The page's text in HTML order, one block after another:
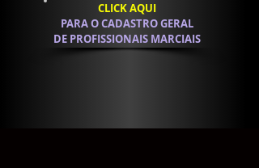
CLICK AQUI
PARA O CADASTRO GERAL
DE PROFISSIONAIS MARCIAIS